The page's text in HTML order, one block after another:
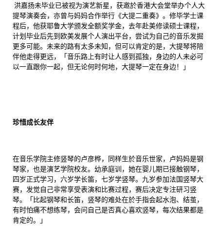
洪嘉扬未毕业已被视为演艺新星，获邀於香港大会堂举办个人大
提琴演奏会，亦曾与妈妈合作举行《大提二重奏》。修毕学士课
程后，他获耶鲁大学颁发全额奖学金，去年赴美修读硕士课程，
计划毕业后先到欧美发展个人演出平台，尝试为自己的音乐发掘
更多可能。未来的路有太多未知，但可以肯定的是，大提琴将陪
伴他走得更远，「音乐路上有时让人感到孤独，身边的人未必可
以一直跟你一起，但无论何时何地，大提琴一定在身边！」
珍惜成长友伴
在音乐学院主修竖琴的卢彦桦，同样生於音乐世家，卢妈妈是钢
琴家，也是演艺学院校友。幼承庭训，她在婴儿期已接触钢琴，
四岁正式学习，六岁学长笛，七岁学竖琴。九岁参加法国竖琴大
赛，发觉自己非常享受表演和比赛过程，赛后决定专注研习竖
琴。「比起钢琴和长笛，竖琴的难处在於手指会起水泡、结茧，
有时怕痛不想练琴，会问自己是否真心喜欢竖琴，每次结果都是
肯定的。」